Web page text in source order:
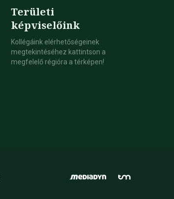
Területi
képviselőink
Kollégáink elérhetőségeinek
megtekintéséhez kattintson a
megfelelő régióra a térképen!